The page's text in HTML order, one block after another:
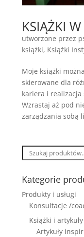
KSIĄŻKI
utworzone przez
książki, Książki
Moje książki
skierowane dla
kariera i
Wzrastaj aż pod
zarządzania sobą
Szukaj:
Kategorie
Produkty i usługi
Konsultacje /
Książki i artykuły
Artykuły